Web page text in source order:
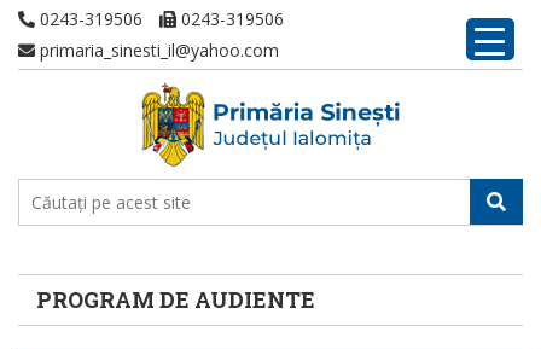
0243-319506
0243-319506
primaria_sinesti_il@yahoo.com
PROGRAM DE AUDIENTE